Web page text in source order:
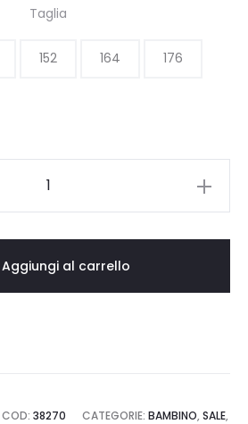
originale
era:
è:
Taglia
152 164 176
Aggiungi al carrello
COD: 38270 CATEGORIE: BAMBINO, SALE,